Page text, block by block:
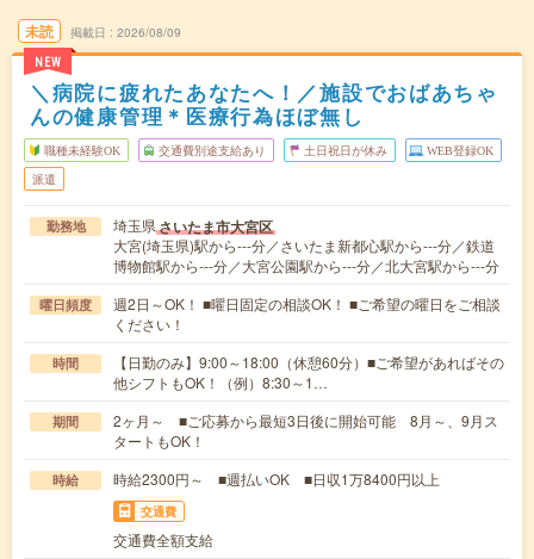
未読
NEW
掲載日 2026/08/09
＼病院に疲れたあなたへ！／施設でおばあちゃ
んの健康管理＊医療行為ほぼ無し
職種未経験OK 交通費別途支給あり 土日祝日が休み WEB登録OK
派遣
勤務地 埼玉県さいたま市大宮区
大宮(埼玉県)駅から---分／さいたま新都心駅から---分／鉄道
博物館駅から---分／大宮公園駅から---分／北大宮駅から---分
曜日頻度
週2日～OK！ ■曜日固定の相談OK！ ■ご希望の曜日をご相談
ください！
時間
【日勤のみ】9:00～18:00（休憩60分）■ご希望があればその
他シフトもOK！（例）8:30～1…
期間
2ヶ月～ ■ご応募から最短3日後に開始可能 8月～、9月ス
タートもOK！
時給 時給2300円～ ■週払いOK ■日収1万8400円以上
交通費
交通費全額支給